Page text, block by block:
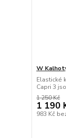
W
Elastické
Capri 3
1 250 Kč
1 190
983 Kč